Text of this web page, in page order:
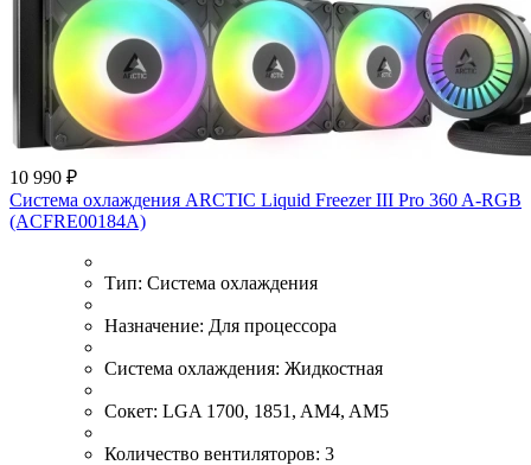
10 990 ₽
Система охлаждения ARCTIC Liquid Freezer III Pro 360 A-RGB
(ACFRE00184A)
Тип: Система охлаждения
Назначение: Для процессора
Система охлаждения: Жидкостная
Сокет: LGA 1700, 1851, AM4, AM5
Количество вентиляторов: 3